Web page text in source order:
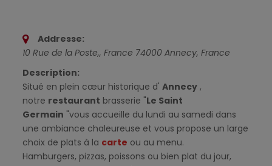
Addresse:
10 Rue de la Poste,, France 74000 Annecy, France
Description:
Situé en plein cœur historique d' Annecy,
notre restaurant brasserie "Le Saint
Germain "vous accueille du lundi au samedi dans
une ambiance chaleureuse et vous propose un large
choix de plats à la carte ou au menu.
Hamburgers, pizzas, poissons ou bien plat du jour,